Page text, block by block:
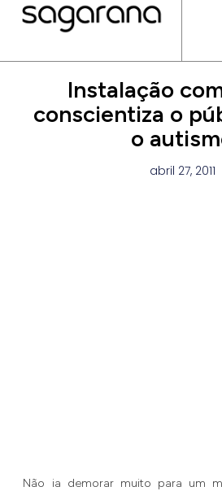
Instalação
conscientiza o
o
abril 27, 2011
Não ia demorar muito para um